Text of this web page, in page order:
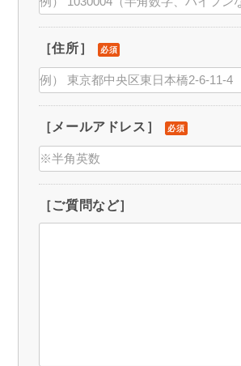
［住所］ 必須
［メールアドレス］ 必須
［ご質問など］